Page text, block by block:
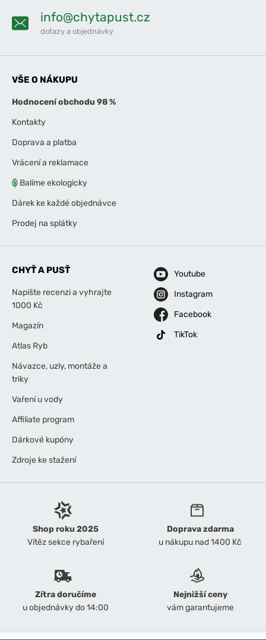
Shop roku 2025
Vítěz sekce rybaření
Doprava zdarma
u nákupu nad 1400 Kč
Zítra doručíme
u objednávky do 14:00
Nejnižší ceny
vám garantujeme
info@chytapust.cz
dotazy a objednávky
VŠE O NÁKUPU
Hodnocení obchodu 98 %
Kontakty
Doprava a platba
Vrácení a reklamace
Balíme ekologicky
Dárek ke každé objednávce
Prodej na splátky
CHYŤ A PUSŤ
Napište recenzi a vyhrajte
1000 Kč
Magazín
Atlas Ryb
Návazce, uzly, montáže a
triky
Vaření u vody
Affiliate program
Dárkové kupóny
Zdroje ke stažení
Youtube
Instagram
Facebook
TikTok